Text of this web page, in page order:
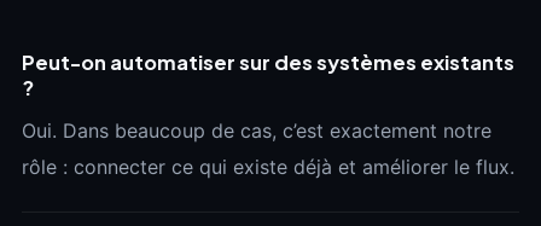
Peut-on automatiser sur des systèmes existants
?
Oui. Dans beaucoup de cas, c’est exactement notre
rôle : connecter ce qui existe déjà et améliorer le flux.